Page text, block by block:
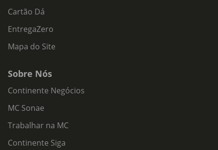
Cartão Dá
EntregaZero
Mapa do Site
Sobre Nós
Continente Negócios
MC Sonae
Trabalhar na MC
Continente Siga